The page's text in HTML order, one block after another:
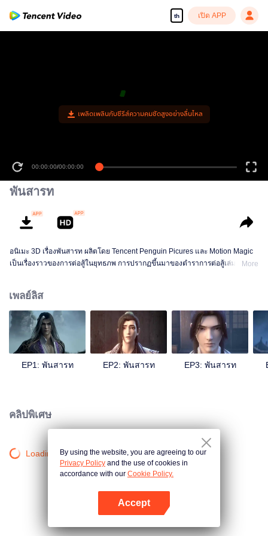
th เปิด APP
เพลิดเพลินกับซีรีส์ความคมชัดสูงอย่างลื่นไหล
00:00:00/00:00:00
พันสารท
อนิเมะ 3D เรื่องพันสารท ผลิตโดย Tencent Penguin Picures และ Motion Magic
เป็นเรื่องราวของการต่อสู้ในยุทธภพ การปรากฏขึ้นมาของตำราการต่อสู้เล่มหนึ่งที่
More
เพลย์ลิส
EP1: พันสารท EP2: พันสารท EP3: พันสารท
คลิปพิเศษ
Loading…By using the website, you are agreeing to our
Privacy Policy and the use of cookies in
accordance with our Cookie Policy.
Accept